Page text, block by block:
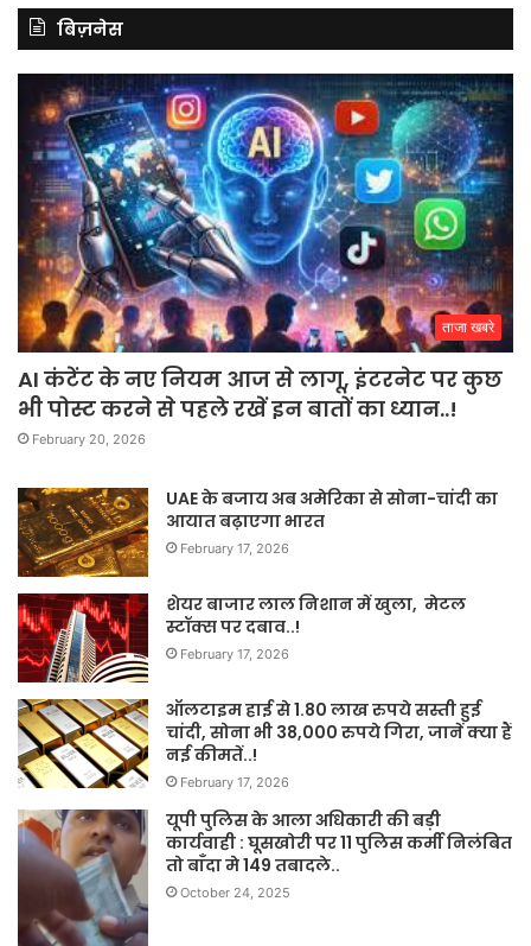
बिज़नेस
ताजा खबरे
AI कंटेंट के नए नियम आज से लागू, इंटरनेट पर कुछ
भी पोस्ट करने से पहले रखें इन बातों का ध्यान..!
February 20, 2026
UAE के बजाय अब अमेरिका से सोना-चांदी का
आयात बढ़ाएगा भारत
February 17, 2026
शेयर बाजार लाल निशान में खुला, मेटल
स्टॉक्स पर दबाव..!
February 17, 2026
ऑलटाइम हाई से 1.80 लाख रुपये सस्ती हुई
चांदी, सोना भी 38,000 रुपये गिरा, जानें क्या हैं
नई कीमतें..!
February 17, 2026
यूपी पुलिस के आला अधिकारी की बड़ी
कार्यवाही : घूसखोरी पर 11 पुलिस कर्मी निलंबित
तो बाँदा मे 149 तबादले..
October 24, 2025